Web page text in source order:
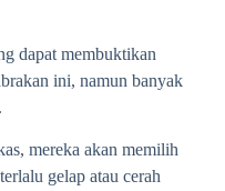
dapat membuktikan
ini, namun banyak
mereka akan memilih
gelap atau cerah